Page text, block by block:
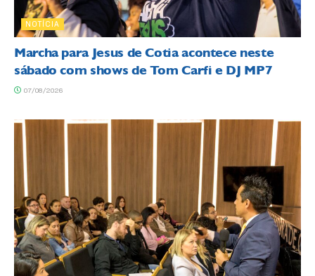
NOTÍCIA
Marcha para Jesus de Cotia acontece neste
sábado com shows de Tom Carfi e DJ MP7
07/08/2026